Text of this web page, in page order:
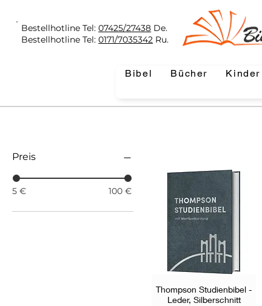
Bestellhotline Tel:07425/27438 De.
Bestellhotline Tel:0171/7035342 Ru.
Bibel Bücher Kinder
Preis
5 € 100 €
Schnellansicht
Thompson Studienbibel -
Leder, Silberschnitt